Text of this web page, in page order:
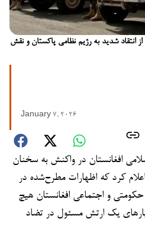
انتقاد شدید به رژیم نظامی پاکستان و نقش
January 7, 2026
— امارت اسلامی افغانستان در واکنش به سخنان
کرد که اظهارات مطرح‌شده در
و اجتماعی افغانستان هیچ
یک ارتش مسئول در تضاد